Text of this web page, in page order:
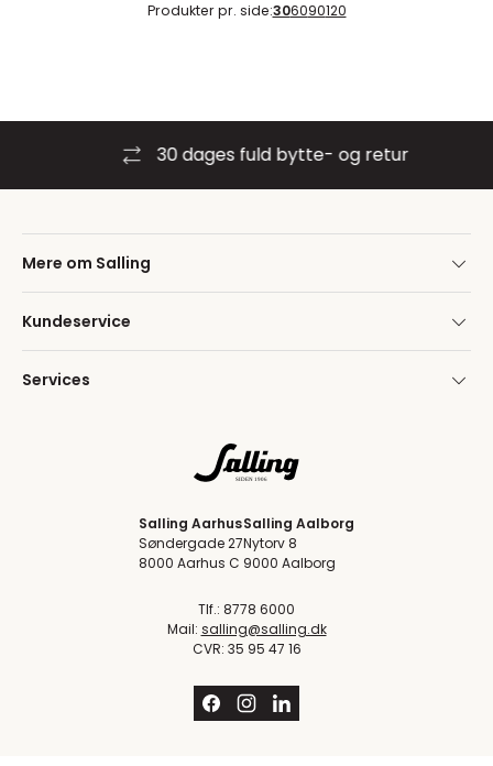
Produkter pr. side:306090120
30 dages fuld bytte- og retur
Mere om Salling
Kundeservice
Services
Salling Aarhus
Søndergade 27
8000 Aarhus C
Salling Aalborg
Nytorv 8
9000 Aalborg
Tlf.: 8778 6000
Mail: salling@salling.dk
CVR: 35 95 47 16